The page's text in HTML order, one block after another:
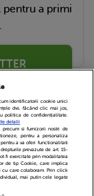
pentru a primi
Contact
identificatorii cookie unici
dvs. făcând clic mai jos,
politica de confidențialitate.
detalii
precum si furnizorii nostri de
pentru a personaliza
a va oferi functionalitati
prevazute de art. 15-
fi exercitate prin modalitatea
de tip Cookie, care implica
cu care colaboram. Prin click
mai putin cele legate